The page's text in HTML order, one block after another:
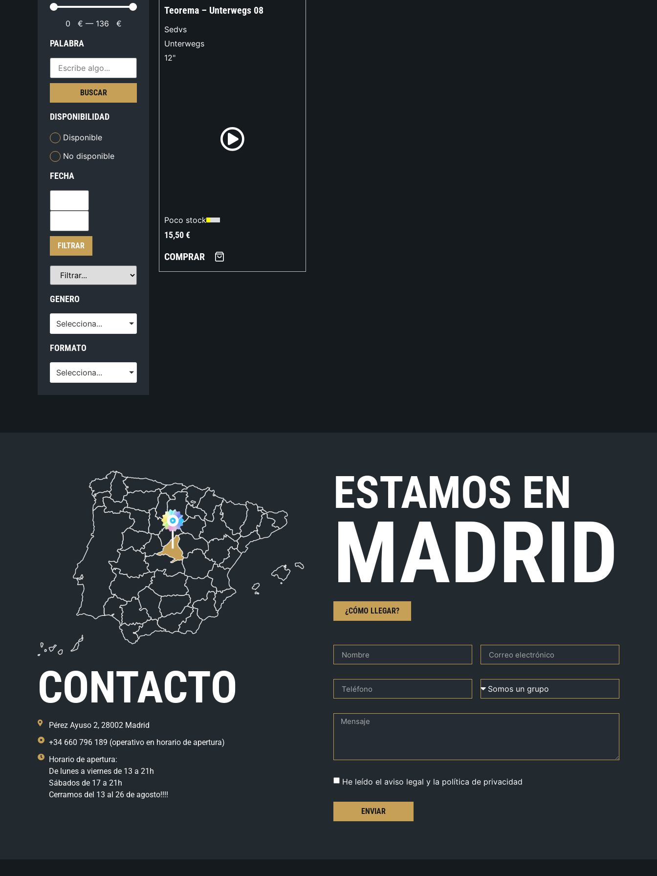
0 € — 136 €
PALABRA
BUSCAR
DISPONIBILIDAD
Disponible
No disponible
FECHA
FILTRAR
GENERO
Selecciona...
FORMATO
Selecciona...
Teorema – Unterwegs 08
Sedvs
Unterwegs
12"
Poco stock
15,50€
COMPRAR
CONTACTO
Pérez Ayuso 2, 28002 Madrid
+34 660 796 189 (operativo en horario de apertura)
Horario de apertura:
De lunes a viernes de 13 a 21h
Sábados de 17 a 21h
Cerramos del 13 al 26 de agosto!!!!
ESTAMOS EN
MADRID
¿CÓMO LLEGAR?
He leído el aviso legal y la política de privacidad
ENVIAR